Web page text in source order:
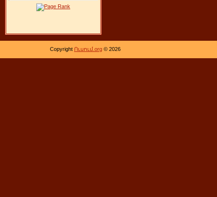
Copyright Ուսում.org © 2026